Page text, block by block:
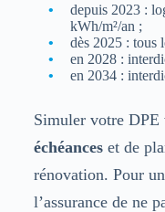
depuis 2023 :
kWh/m²/an ;
dès 2025 : tous
en 2028 :
en 2034 :
Simuler votre DPE
échéanceset de
rénovation. Pour
l’assurance de ne